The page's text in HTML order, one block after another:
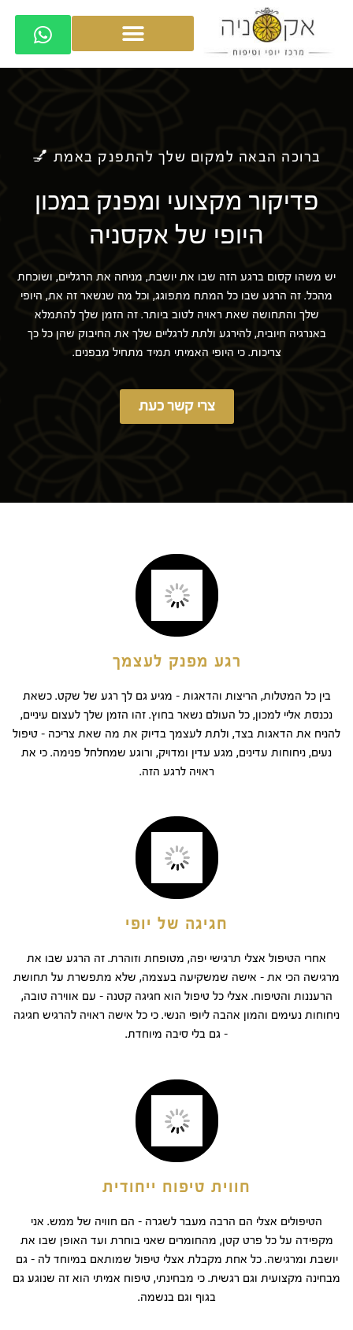
ברוכה הבאה למקום שלך להתפנק באמת 💅
פדיקור מקצועי ומפנק במכון
היופי של אקסניה
יש משהו קסום ברגע הזה שבו את יושבת, מניחה את הרגליים, ושוכחת
מהכל. זה הרגע שבו כל המתח מתפוגג, וכל מה שנשאר זה את, היופי
שלך והתחושה שאת ראויה לטוב ביותר. זה הזמן שלך להתמלא
באנרגיה חיובית, להירגע ולתת לרגליים שלך את החיבוק שהן כל כך
צריכות. כי היופי האמיתי תמיד מתחיל מבפנים.
צרי קשר כעת
רגע מפנק לעצמך
בין כל המטלות, הריצות והדאגות – מגיע גם לך רגע של שקט. כשאת
נכנסת אליי למכון, כל העולם נשאר בחוץ. זהו הזמן שלך לעצום עיניים,
להניח את הדאגות בצד, ולתת לעצמך בדיוק את מה שאת צריכה – טיפול
נעים, ניחוחות עדינים, מגע עדין ומדויק, ורוגע שמחלחל פנימה. כי את
ראויה לרגע הזה.
חגיגה של יופי
אחרי הטיפול אצלי תרגישי יפה, מטופחת וזוהרת. זה הרגע שבו את
מרגישה הכי את – אישה שמשקיעה בעצמה, שלא מתפשרת על תחושת
הרעננות והטיפוח. אצלי כל טיפול הוא חגיגה קטנה – עם אווירה טובה,
ניחוחות נעימים והמון אהבה ליופי הנשי. כי כל אישה ראויה להרגיש חגיגה
– גם בלי סיבה מיוחדת.
חווית טיפוח ייחודית
הטיפולים אצלי הם הרבה מעבר לשגרה – הם חוויה של ממש. אני
מקפידה על כל פרט קטן, מהחומרים שאני בוחרת ועד האופן שבו את
יושבת ומרגישה. כל אחת מקבלת אצלי טיפול שמותאם במיוחד לה – גם
מבחינה מקצועית וגם רגשית. כי מבחינתי, טיפוח אמיתי הוא זה שנוגע גם
בגוף וגם בנשמה.